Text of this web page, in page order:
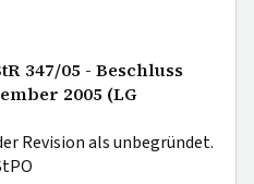
347/05 - Beschluss
2005 (LG
Revision als unbegründet.